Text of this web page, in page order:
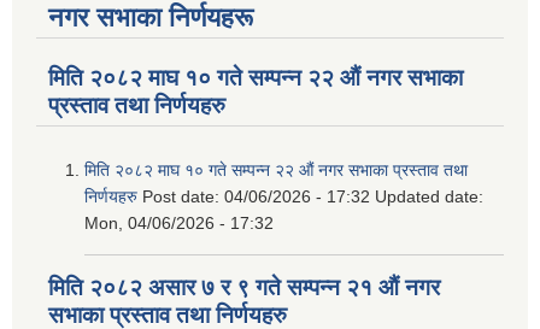
नगर सभाका निर्णयहरू
मिति २०८२ माघ १० गते सम्पन्न २२ औं नगर सभाका
प्रस्ताव तथा निर्णयहरु
मिति २०८२ माघ १० गते सम्पन्न २२ औं नगर सभाका प्रस्ताव तथा
निर्णयहरु Post date: 04/06/2026 - 17:32 Updated date:
Mon, 04/06/2026 - 17:32
मिति २०८२ असार ७ र ९ गते सम्पन्न २१ औं नगर
सभाका प्रस्ताव तथा निर्णयहरु